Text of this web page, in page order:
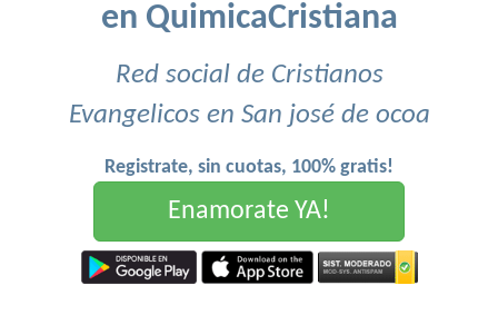
en QuimicaCristiana
Red social de Cristianos
Evangelicos en San josé de ocoa
Registrate, sin cuotas, 100% gratis!
Enamorate YA!